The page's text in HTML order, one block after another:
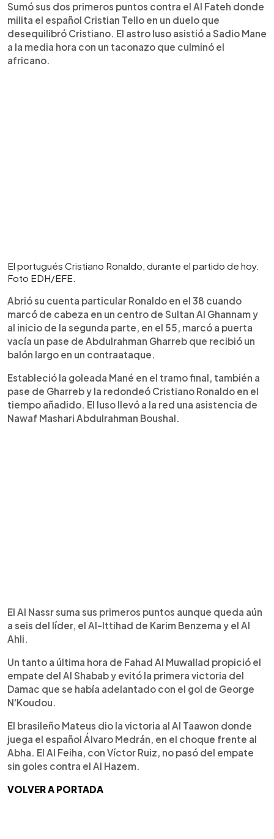
Sumó sus dos primeros puntos contra el Al Fateh donde
milita el español Cristian Tello en un duelo que
desequilibró Cristiano. El astro luso asistió a Sadio Mane
a la media hora con un taconazo que culminó el
africano.
El portugués Cristiano Ronaldo, durante el partido de hoy.
Foto EDH/EFE.
Abrió su cuenta particular Ronaldo en el 38 cuando
marcó de cabeza en un centro de Sultan Al Ghannam y
al inicio de la segunda parte, en el 55, marcó a puerta
vacía un pase de Abdulrahman Gharreb que recibió un
balón largo en un contraataque.
Estableció la goleada Mané en el tramo final, también a
pase de Gharreb y la redondeó Cristiano Ronaldo en el
tiempo añadido. El luso llevó a la red una asistencia de
Nawaf Mashari Abdulrahman Boushal.
El Al Nassr suma sus primeros puntos aunque queda aún
a seis del líder, el Al-Ittihad de Karim Benzema y el Al
Ahli.
Un tanto a última hora de Fahad Al Muwallad propició el
empate del Al Shabab y evitó la primera victoria del
Damac que se había adelantado con el gol de George
N'Koudou.
El brasileño Mateus dio la victoria al Al Taawon donde
juega el español Álvaro Medrán, en el choque frente al
Abha. El Al Feiha, con Víctor Ruiz, no pasó del empate
sin goles contra el Al Hazem.
VOLVER A PORTADA